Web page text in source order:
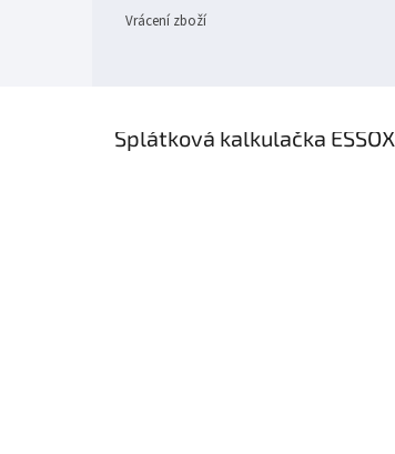
Vrácení zboží
Splátková kalkulačka ESSOX